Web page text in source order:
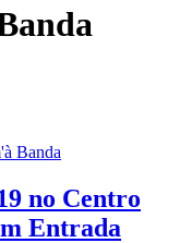
Banda
no Centro
Entrada